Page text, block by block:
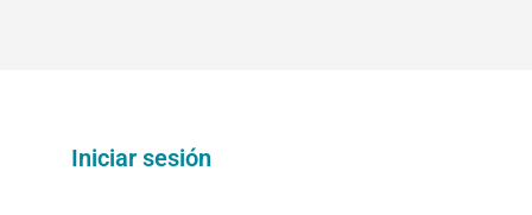
Iniciar sesión